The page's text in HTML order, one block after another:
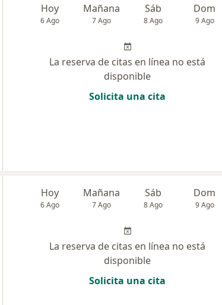
Hoy
6 Ago
Mañana
7 Ago
Sáb
8 Ago
Dom
9 Ago
La reserva de citas en línea no está
disponible
Solicita una cita
Hoy
6 Ago
Mañana
7 Ago
Sáb
8 Ago
Dom
9 Ago
La reserva de citas en línea no está
disponible
Solicita una cita